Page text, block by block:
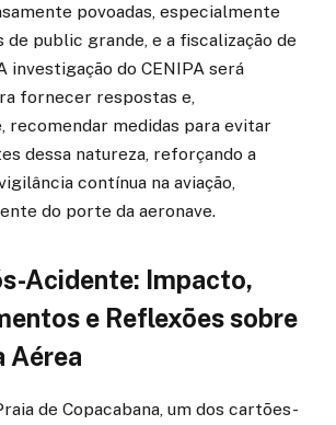
povoadas, especialmente
de public grande, e a fiscalização de
investigação do CENIPA será
fornecer respostas e,
recomendar medidas para evitar
dessa natureza, reforçando a
contínua na aviação,
do porte da aeronave.
Acidente: Impacto,
e Reflexões sobre
Aérea
de Copacabana, um dos cartões-